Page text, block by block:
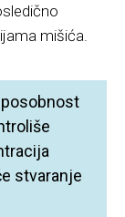
mišića.
stvaranje